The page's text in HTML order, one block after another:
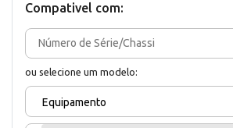
Compativel com:
ou selecione um modelo:
Equipamento